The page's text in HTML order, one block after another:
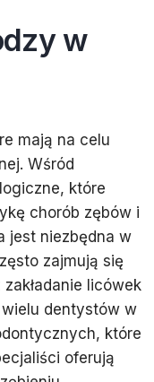
w
mają na celu
Wśród
które
chorób zębów i
jest niezbędna w
zajmują się
licówek
dentystów w
które
oferują